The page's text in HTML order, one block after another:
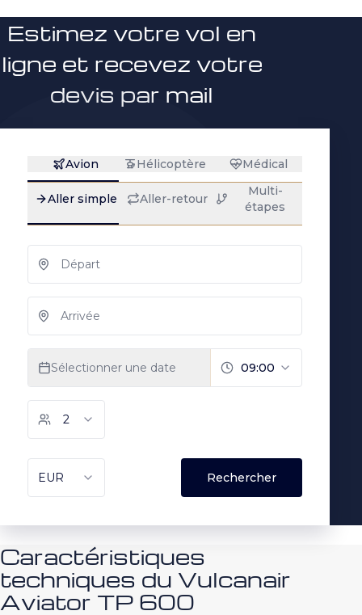
Estimez votre vol en
ligne et recevez votre
devis par mail
Caractéristiques
techniques du Vulcanair
Aviator TP 600